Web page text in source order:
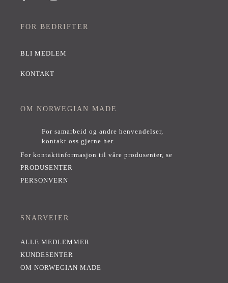
FOR BEDRIFTER
BLI MEDLEM
KONTAKT
OM NORWEGIAN MADE
For samarbeid og andre henvendelser,
kontakt oss gjerne her.
For kontaktinformasjon til våre produsenter, se
PRODUSENTER
PERSONVERN
SNARVEIER
ALLE MEDLEMMER
KUNDESENTER
OM NORWEGIAN MADE